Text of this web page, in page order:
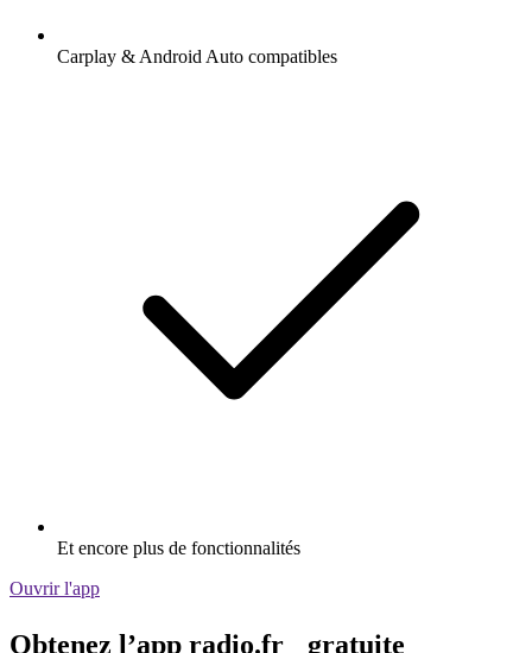
Carplay & Android Auto compatibles
Et encore plus de fonctionnalités
Ouvrir l'app
Obtenez l’app radio.fr gratuite